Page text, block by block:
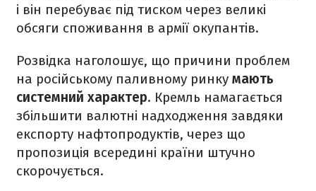
і він перебуває під тиском через великі
обсяги споживання в армії окупантів.
Розвідка наголошує, що причини проблем
на російському паливному ринку мають
системний характер. Кремль намагається
збільшити валютні надходження завдяки
експорту нафтопродуктів, через що
пропозиція всередині країни штучно
скорочується.